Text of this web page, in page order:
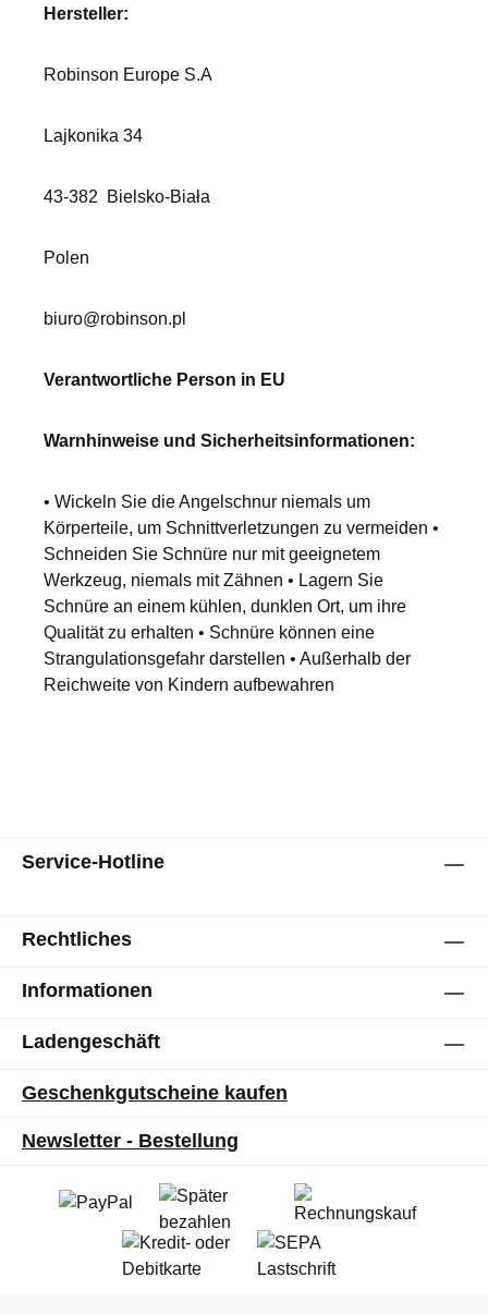
Hersteller:
Robinson Europe S.A
Lajkonika 34
43-382 Bielsko-Biała
Polen
biuro@robinson.pl
Verantwortliche Person in EU
Warnhinweise und Sicherheitsinformationen:
• Wickeln Sie die Angelschnur niemals um
Körperteile, um Schnittverletzungen zu vermeiden •
Schneiden Sie Schnüre nur mit geeignetem
Werkzeug, niemals mit Zähnen • Lagern Sie
Schnüre an einem kühlen, dunklen Ort, um ihre
Qualität zu erhalten • Schnüre können eine
Strangulationsgefahr darstellen • Außerhalb der
Reichweite von Kindern aufbewahren
Service-Hotline
Rechtliches
Informationen
Ladengeschäft
Geschenkgutscheine kaufen
Newsletter - Bestellung